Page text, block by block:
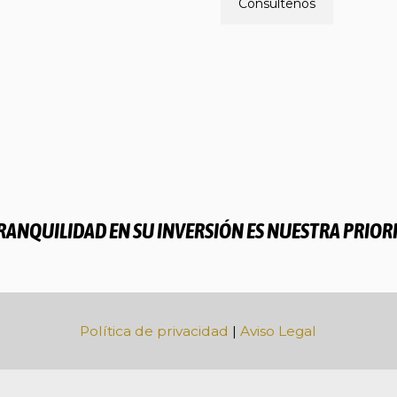
EN SU INVERSIÓN ES NUESTRA
Política de privacidad |Aviso Legal